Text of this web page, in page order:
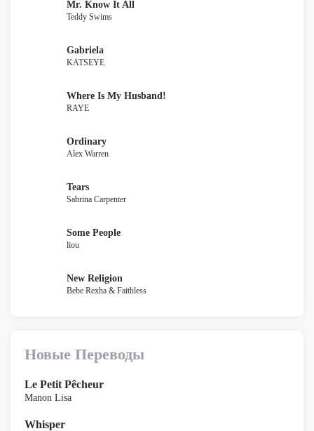
Mr. Know It All
Teddy Swims
Gabriela
KATSEYE
Where Is My Husband!
RAYE
Ordinary
Alex Warren
Tears
Sabrina Carpenter
Some People
liou
New Religion
Bebe Rexha & Faithless
Новые Переводы
Le Petit Pêcheur
Manon Lisa
Whisper